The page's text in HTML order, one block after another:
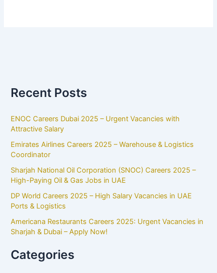
Recent Posts
ENOC Careers Dubai 2025 – Urgent Vacancies with
Attractive Salary
Emirates Airlines Careers 2025 – Warehouse & Logistics
Coordinator
Sharjah National Oil Corporation (SNOC) Careers 2025 –
High-Paying Oil & Gas Jobs in UAE
DP World Careers 2025 – High Salary Vacancies in UAE
Ports & Logistics
Americana Restaurants Careers 2025: Urgent Vacancies in
Sharjah & Dubai – Apply Now!
Categories